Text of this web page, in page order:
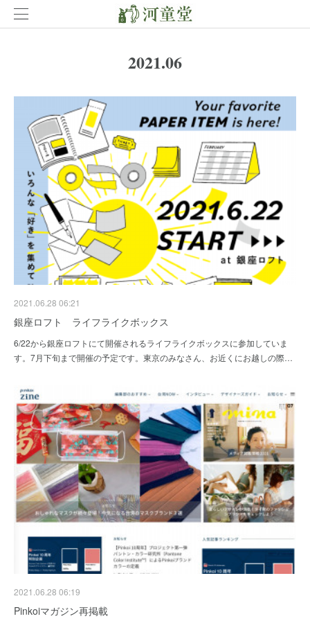
2021.06
2021.06.28 06:21
銀座ロフト ライフライクボックス
6/22から銀座ロフトにて開催されるライフライクボックスに参加していま
す。7月下旬まで開催の予定です。東京のみなさん、お近くにお越しの際…
2021.06.28 06:19
Pinkoiマガジン再掲載